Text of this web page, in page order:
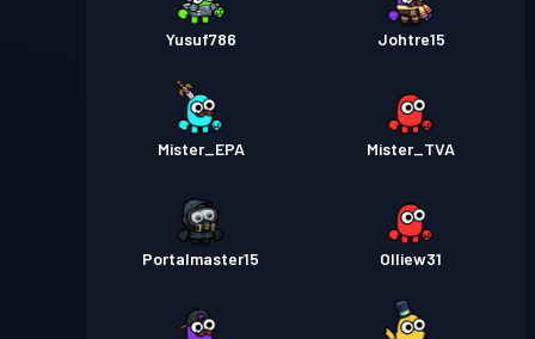
Yusuf786 Johtre15
Mister_EPA Mister_TVA
Portalmaster15 Olliew31